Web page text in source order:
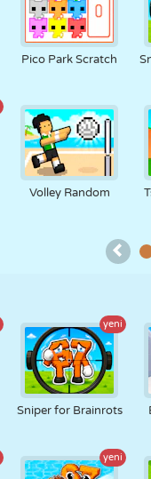
RETRO ROBOT
TENIS TIC TAC TOE
Pico Park Scratch
Volley Random
yeni
Sniper for Brainrots
yeni